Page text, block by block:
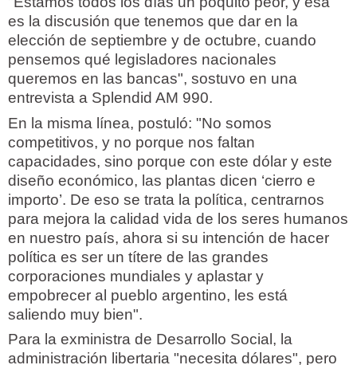
es la discusión que tenemos que dar en la
elección de septiembre y de octubre, cuando
pensemos qué legisladores nacionales
queremos en las bancas", sostuvo en una
entrevista a Splendid AM 990.
En la misma línea, postuló: "No somos
competitivos, y no porque nos faltan
capacidades, sino porque con este dólar y este
diseño económico, las plantas dicen ‘cierro e
importo’. De eso se trata la política, centrarnos
para mejora la calidad vida de los seres humanos
en nuestro país, ahora si su intención de hacer
política es ser un títere de las grandes
corporaciones mundiales y aplastar y
empobrecer al pueblo argentino, les está
saliendo muy bien".
Para la exministra de Desarrollo Social, la
administración libertaria "necesita dólares", pero